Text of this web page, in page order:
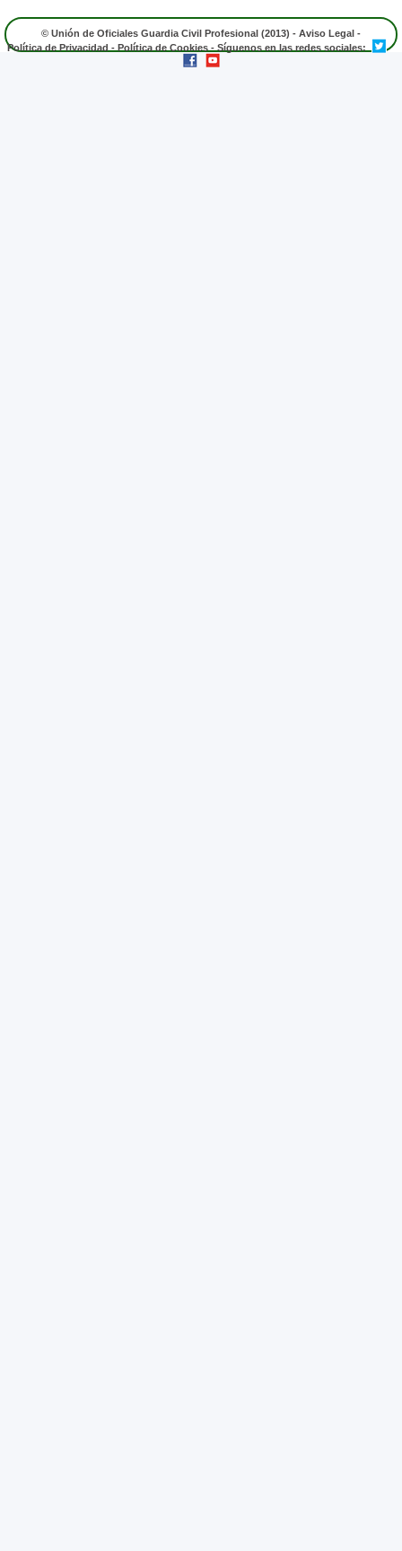
© Unión de Oficiales Guardia Civil Profesional (2013) - Aviso Legal -
Política de Privacidad - Política de Cookies - Síguenos en las redes sociales: